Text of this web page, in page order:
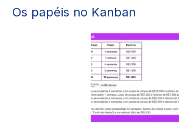
Os papéis no Kanban